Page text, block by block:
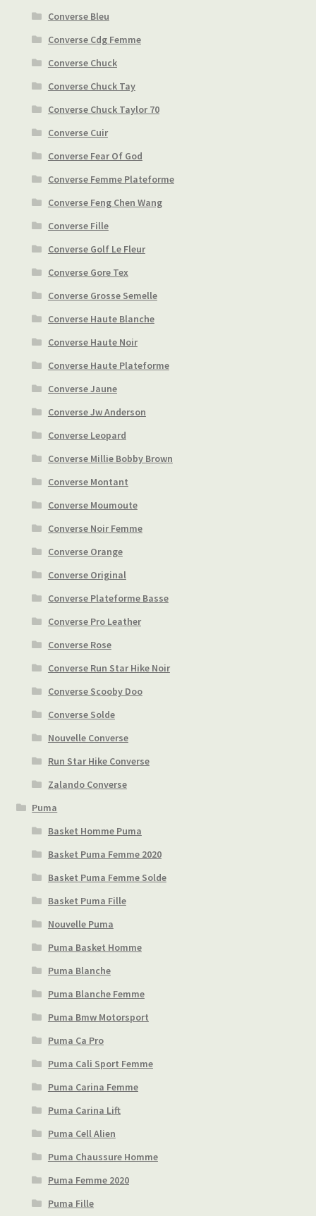
Converse Bleu
Converse Cdg Femme
Converse Chuck
Converse Chuck Tay
Converse Chuck Taylor 70
Converse Cuir
Converse Fear Of God
Converse Femme Plateforme
Converse Feng Chen Wang
Converse Fille
Converse Golf Le Fleur
Converse Gore Tex
Converse Grosse Semelle
Converse Haute Blanche
Converse Haute Noir
Converse Haute Plateforme
Converse Jaune
Converse Jw Anderson
Converse Leopard
Converse Millie Bobby Brown
Converse Montant
Converse Moumoute
Converse Noir Femme
Converse Orange
Converse Original
Converse Plateforme Basse
Converse Pro Leather
Converse Rose
Converse Run Star Hike Noir
Converse Scooby Doo
Converse Solde
Nouvelle Converse
Run Star Hike Converse
Zalando Converse
Puma
Basket Homme Puma
Basket Puma Femme 2020
Basket Puma Femme Solde
Basket Puma Fille
Nouvelle Puma
Puma Basket Homme
Puma Blanche
Puma Blanche Femme
Puma Bmw Motorsport
Puma Ca Pro
Puma Cali Sport Femme
Puma Carina Femme
Puma Carina Lift
Puma Cell Alien
Puma Chaussure Homme
Puma Femme 2020
Puma Fille